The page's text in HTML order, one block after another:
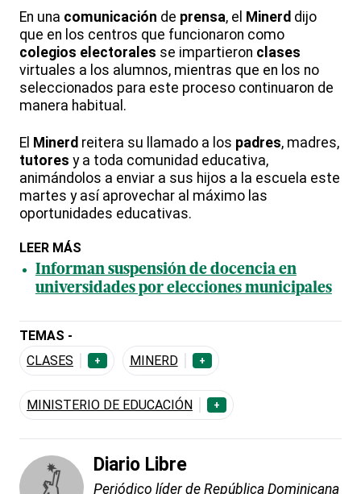
En una comunicación de prensa, el Minerd dijo
que en los centros que funcionaron como
colegios electorales se impartieron clases
virtuales a los alumnos, mientras que en los no
seleccionados para este proceso continuaron de
manera habitual.
El Minerd reitera su llamado a los padres, madres,
tutores y a toda comunidad educativa,
animándolos a enviar a sus hijos a la escuela este
martes y así aprovechar al máximo las
oportunidades educativas.
LEER MÁS
Informan suspensión de docencia en
universidades por elecciones municipales
TEMAS -
CLASES
+ MINERD +
MINISTERIO DE EDUCACIÓN +
Diario Libre
Periódico líder de República Dominicana